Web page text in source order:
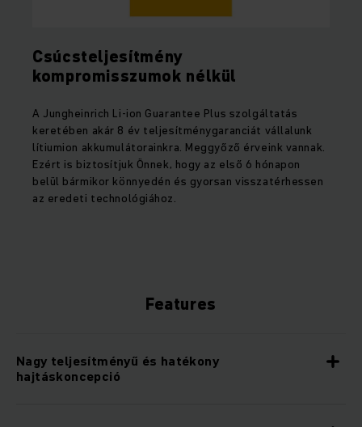
Csúcsteljesítmény
kompromisszumok nélkül
A Jungheinrich Li-ion Guarantee Plus szolgáltatás
keretében akár 8 év teljesítménygaranciát vállalunk
lítiumion akkumulátorainkra. Meggyőző érveink vannak.
Ezért is biztosítjuk Önnek, hogy az első 6 hónapon
belül bármikor könnyedén és gyorsan visszatérhessen
az eredeti technológiához.
Features
Nagy teljesítményű és hatékony
hajtáskoncepció